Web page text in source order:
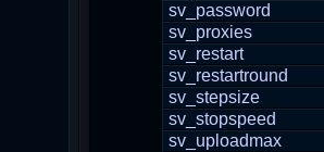
sv_password
sv_proxies
sv_restart
sv_restartround
sv_stepsize
sv_stopspeed
sv_uploadmax